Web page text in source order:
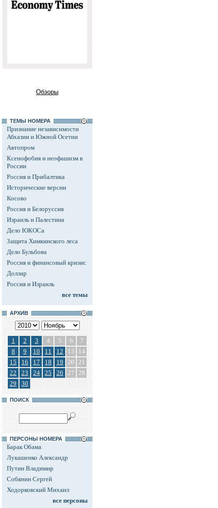
Обзоры
ТЕМЫ НОМЕРА
Признание независимости
Абхазии и Южной Осетии
Автопром
Ксенофобия и неофашизм в
России
Россия и Прибалтика
Исторические версии
Косово
Россия и Белоруссия
Израиль и Палестина
Дело ЮКОСа
Защита Химкинского леса
Дело Бульбова
Россия и финансовый кризис
Доллар
Россия и Израиль
все темы
АРХИВ
1 2 3 4 5 6
7
8
9 10 11 12 13
14
15
16 17 18 19 20 21
22
23 24 25 26 27 28
29
30
ПОИСК
ПЕРСОНЫ НОМЕРА
Барак Обама
Лукашенко Александр
Путин Владимир
Собянин Сергей
Ходорковский Михаил
все персоны